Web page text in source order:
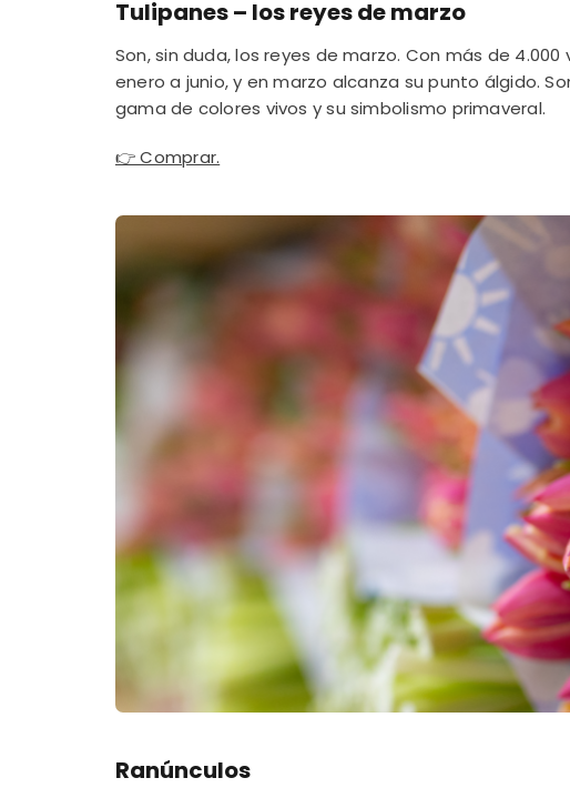
Tulipanes – los reyes de marzo
Son, sin duda, los reyes de marzo. Con más de
enero a junio, y en marzo alcanza su punto álgido.
gama de colores vivos y su simbolismo primaveral.
👉 Comprar.
Ranúnculos